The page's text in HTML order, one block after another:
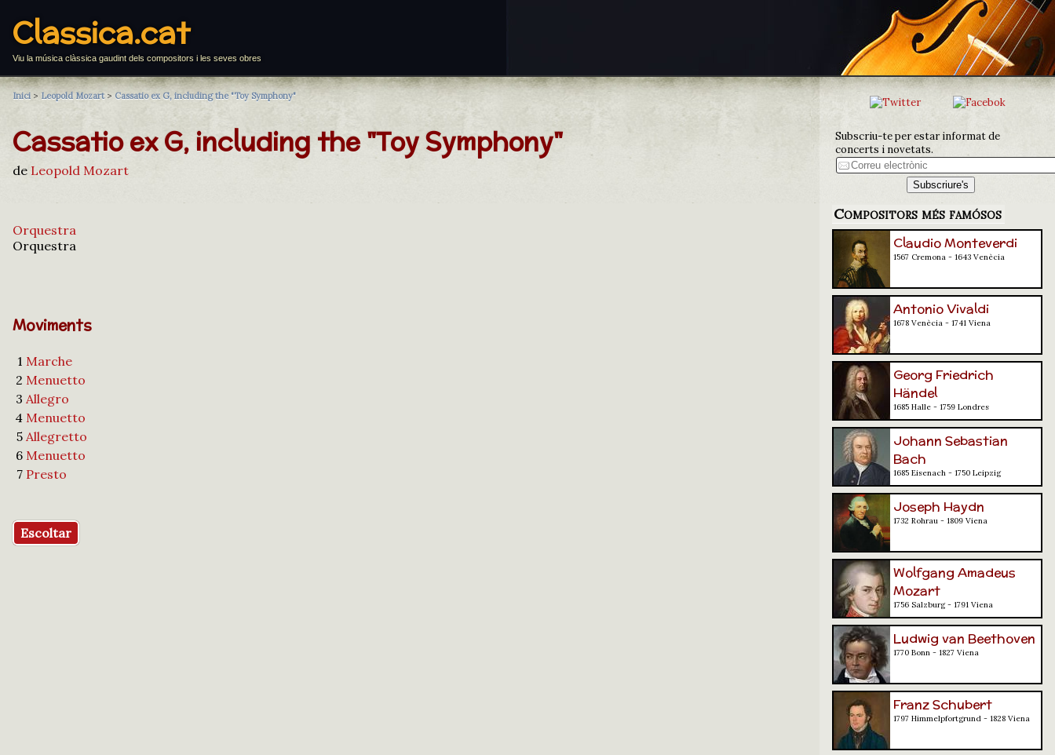
Classica.cat
Viu la música clàssica gaudint dels compositors i les seves obres
Inici > Leopold Mozart> Cassatio ex G, including the "Toy Symphony"
Cassatio ex G, including the "Toy Symphony"
de Leopold Mozart
Orquestra
Orquestra
Moviments
1 Marche
2 Menuetto
3 Allegro
4 Menuetto
5 Allegretto
6 Menuetto
7 Presto
Escoltar
Subscriu-te per estar informat de
concerts i novetats.
Compositors més famósos
Claudio Monteverdi
1567 Cremona - 1643 Venècia
Antonio Vivaldi
1678 Venècia - 1741 Viena
Georg Friedrich
Händel
1685 Halle - 1759 Londres
Johann Sebastian
Bach
1685 Eisenach - 1750 Leipzig
Joseph Haydn
1732 Rohrau - 1809 Viena
Wolfgang Amadeus
Mozart
1756 Salzburg - 1791 Viena
Ludwig van Beethoven
1770 Bonn - 1827 Viena
Franz Schubert
1797 Himmelpfortgrund - 1828 Viena